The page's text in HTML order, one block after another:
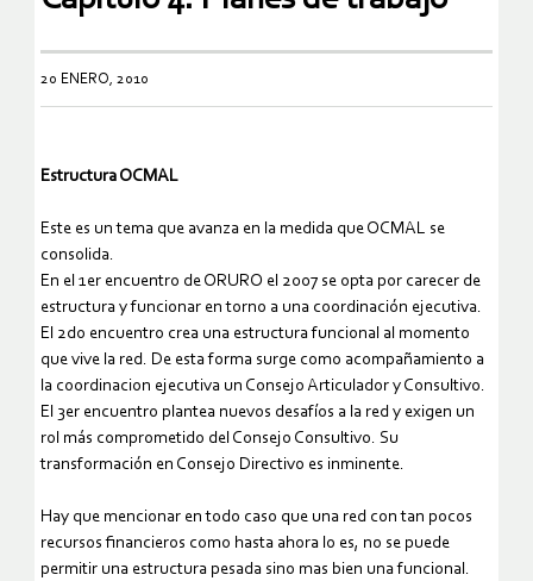
20 ENERO, 2010
Estructura OCMAL
Este es un tema que avanza en la medida que OCMAL se
consolida.
En el 1er encuentro de ORURO el 2007 se opta por carecer de
estructura y funcionar en torno a una coordinación ejecutiva.
El 2do encuentro crea una estructura funcional al momento
que vive la red. De esta forma surge como acompañamiento a
la coordinacion ejecutiva un Consejo Articulador y Consultivo.
El 3er encuentro plantea nuevos desafíos a la red y exigen un
rol más comprometido del Consejo Consultivo. Su
transformación en Consejo Directivo es inminente.
Hay que mencionar en todo caso que una red con tan pocos
recursos financieros como hasta ahora lo es, no se puede
permitir una estructura pesada sino mas bien una funcional.